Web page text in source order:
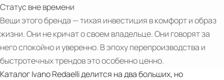
PDF
Rose
Noir
Статус вне времени
Вещи этого бренда — тихая инвестиция в комфорт и образ
жизни. Они не кричат о своем владельце. Они говорят за
него спокойно и уверенно. В эпоху перепроизводства и
быстротечных трендов это особенно ценно.
Каталог Ivano Redaelli делится на два больших, но